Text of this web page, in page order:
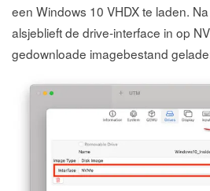
een Windows 10 VHDX te laden.
alsjeblieft de drive-interface in op
gedownloade imagebestand